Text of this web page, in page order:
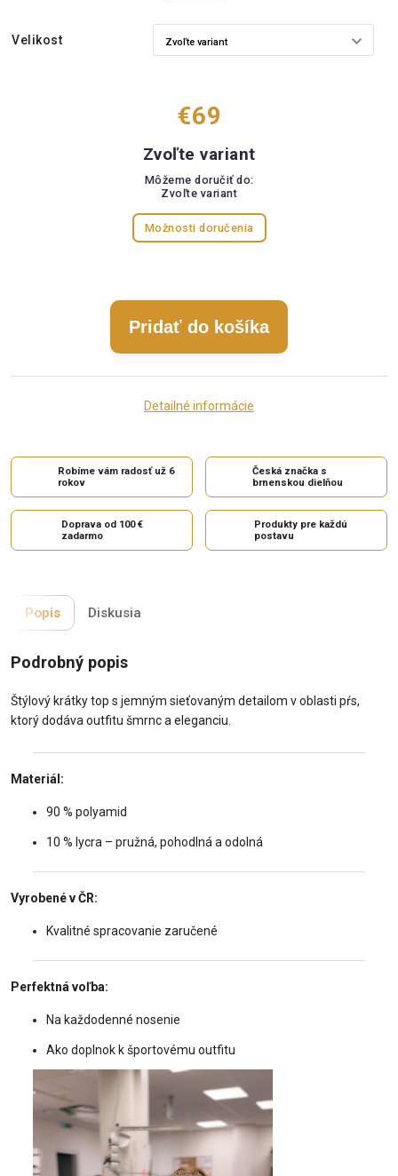
Velikost
€69
Zvoľte variant
Môžeme doručiť do:
Zvoľte variant
Možnosti doručenia
Pridať do košíka
Detailné informácie
Robíme vám radosť už 6
rokov
Česká značka s
brnenskou dielňou
Doprava od 100 €
zadarmo
Produkty pre každú
postavu
Popis Diskusia
Podrobný popis
Štýlový krátky top s jemným sieťovaným detailom v oblasti pŕs,
ktorý dodáva outfitu šmrnc a eleganciu.
Materiál:
90 % polyamid
10 % lycra – pružná, pohodlná a odolná
Vyrobené v ČR:
Kvalitné spracovanie zaručené
Perfektná voľba:
Na každodenné nosenie
Ako doplnok k športovému outfitu